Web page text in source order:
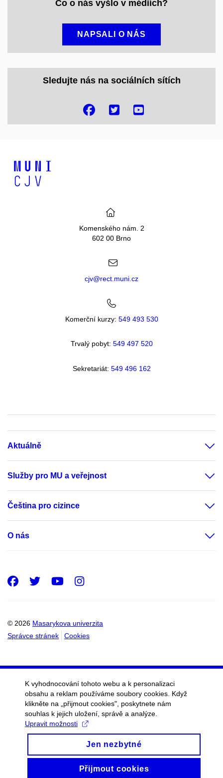
Co o nás vyšlo v médiích?
NAPSALI O NÁS
Sledujte nás na sociálních sítích
Komenského nám. 2
602 00 Brno
cjv@rect.muni.cz
Komerční kurzy: 549 493 530
Trvalý pobyt: 549 497 520
Sekretariát: 549 496 162
Aktuálně
Služby pro MU a veřejnost
Čeština pro cizince
O nás
© 2026 Masarykova univerzita
Správce stránek
Cookies
Facebook
Twitter
Youtube
Instagram
K vyhodnocování tohoto webu a k personalizaci
obsahu a reklam používáme soubory cookies. Když
klikněte na „přijmout cookies", poskytnete nám
souhlas k jejich uložení, správě a analýze.
Upravit možnosti
Jen nezbytné
Přijmout cookies